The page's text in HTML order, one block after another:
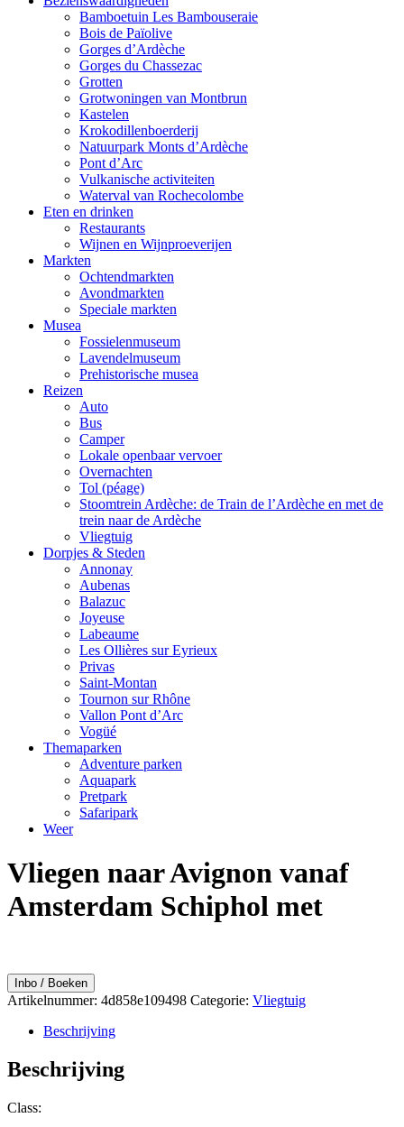
Bamboetuin Les Bambouseraie
Bois de Païolive
Gorges d’Ardèche
Gorges du Chassezac
Grotten
Grotwoningen van Montbrun
Kastelen
Krokodillenboerderij
Natuurpark Monts d’Ardèche
Pont d’Arc
Vulkanische activiteiten
Waterval van Rochecolombe
Eten en drinken
Restaurants
Wijnen en Wijnproeverijen
Markten
Ochtendmarkten
Avondmarkten
Speciale markten
Musea
Fossielenmuseum
Lavendelmuseum
Prehistorische musea
Reizen
Auto
Bus
Camper
Lokale openbaar vervoer
Overnachten
Tol (péage)
Stoomtrein Ardèche: de Train de l’Ardèche en met de
trein naar de Ardèche
Vliegtuig
Dorpjes & Steden
Annonay
Aubenas
Balazuc
Joyeuse
Labeaume
Les Ollières sur Eyrieux
Privas
Saint-Montan
Tournon sur Rhône
Vallon Pont d’Arc
Vogüé
Themaparken
Adventure parken
Aquapark
Pretpark
Safaripark
Weer
Vliegen naar Avignon vanaf
Amsterdam Schiphol met
Inbo / Boeken
Artikelnummer: 4d858e109498 Categorie: Vliegtuig
Beschrijving
Beschrijving
Class: